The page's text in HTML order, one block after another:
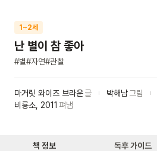
1~2세
난 별이 참 좋아
#별#자연#관찰
마거릿 와이즈 브라운글 박해남그림
비룡소 2011 펴냄
책 정보 독후 가이드